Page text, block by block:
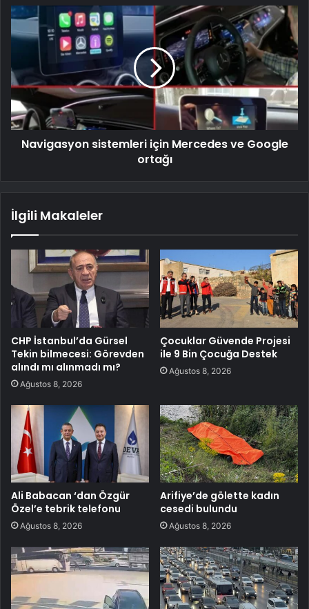
Navigasyon sistemleri için Mercedes ve Google
ortağı
İlgili Makaleler
CHP İstanbul’da Gürsel
Tekin bilmecesi: Görevden
alındı mı alınmadı mı?
Ağustos 8, 2026
Çocuklar Güvende Projesi
ile 9 Bin Çocuğa Destek
Ağustos 8, 2026
Ali Babacan ‘dan Özgür
Özel’e tebrik telefonu
Ağustos 8, 2026
Arifiye’de gölette kadın
cesedi bulundu
Ağustos 8, 2026